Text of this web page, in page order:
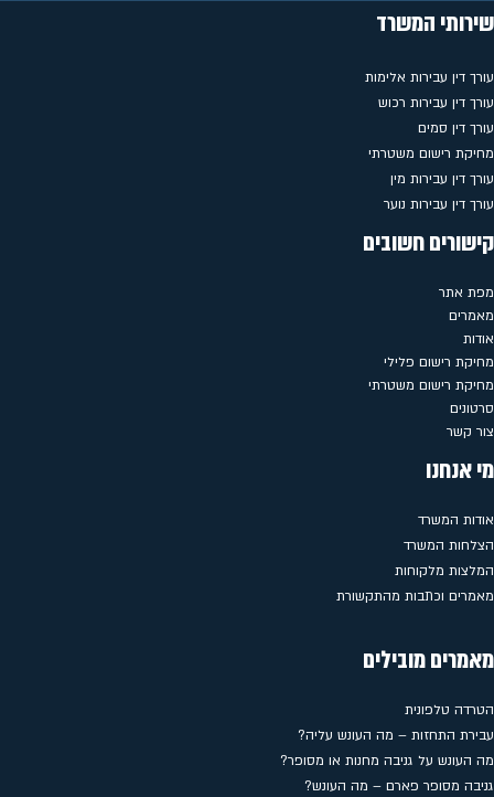
שירותי המשרד
עורך דין עבירות אלימות
עורך דין עבירות רכוש
עורך דין סמים
מחיקת רישום משטרתי
עורך דין עבירות מין
עורך דין עבירות נוער
קישורים חשובים
מפת אתר
מאמרים
אודות
מחיקת רישום פלילי
מחיקת רישום משטרתי
סרטונים
צור קשר
מי אנחנו
אודות המשרד
הצלחות המשרד
המלצות מלקוחות
מאמרים וכתבות מהתקשורת
מאמרים מובילים
הטרדה טלפונית
עבירת התחזות – מה העונש עליה?
מה העונש על גניבה מחנות או מסופר?
גניבה מסופר פארם – מה העונש?